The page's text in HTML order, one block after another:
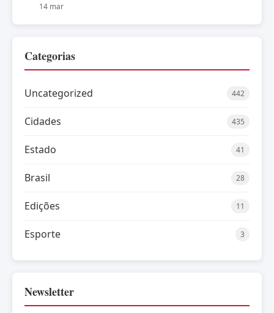
14 mar
Categorias
Uncategorized 442
Cidades 435
Estado 41
Brasil 28
Edições 11
Esporte 3
Newsletter